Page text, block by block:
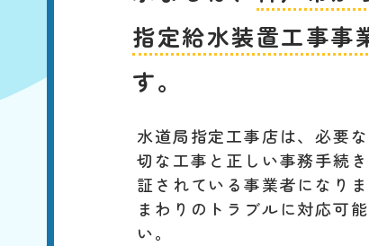
指定給水装置工事事
す。
水道局指定工事店は、必要
切な工事と正しい事務手続
証されている事業者になり
まわりのトラブルに対応可
い。